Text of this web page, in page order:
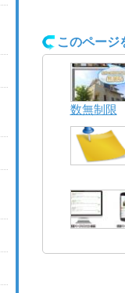
このページ
数無制限